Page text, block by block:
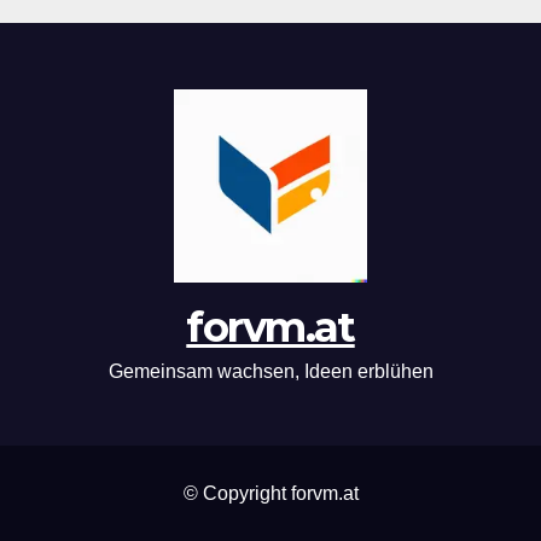
forvm.at
Gemeinsam wachsen, Ideen erblühen
© Copyright forvm.at